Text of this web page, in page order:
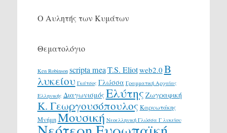
Ο Αυλητής των Κυμάτων
Θεματολόγιο
Ken Robinson scripta meaT.S. Eliotweb2.0 Β
λυκείου Γκάτσος Γλώσσα Γραμματική Αρχαίας
Ελληνικής ΔιαγωνισμόςΕλύτης Ζωγραφική
Κ. Γεωργουσόπουλος Καρυωτάκης
ΜνήμηΜουσική Νεοελληνική Γλώσσα Γ λυκείου